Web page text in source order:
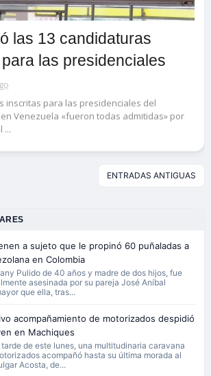
las 13 candidaturas
las presidenciales
inscritas para las presidenciales del
Venezuela «fueron todas admitidas» por
...
ENTRADAS ANTIGUAS
a sujeto que le propinó 60 puñaladas a
en Colombia
Pulido de 40 años y madre de dos hijos, fue
asesinada por su pareja José Aníbal
que ella, tras...
acompañamiento de motorizados despidió
en Machiques
tarde de este lunes, una multitudinaria caravana
acompañó hasta su última morada al
Acosta, de...